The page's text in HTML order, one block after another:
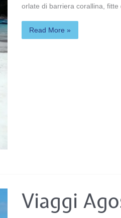
orlate di barriera corallina,
Read More »
Viaggi
Agosto
in
Malesia